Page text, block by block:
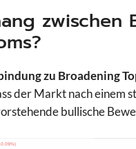
zu Broadening
der Markt nach
bullische